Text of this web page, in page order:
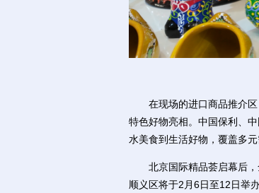
在现场的进口商品推介区
特色好物亮相。中国保利、
水美食到生活好物，覆盖多元
北京国际精品荟启幕后，
顺义区将于2月6日至12日举